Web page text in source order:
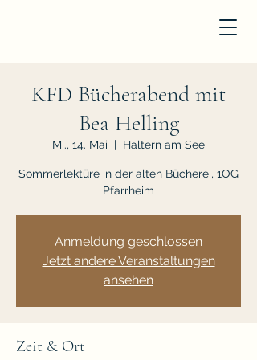
KFD Bücherabend mit
Bea Helling
Mi., 14. Mai
  |
Haltern am See
Sommerlektüre in der alten Bücherei, 1OG
Pfarrheim
Anmeldung geschlossen
Jetzt andere Veranstaltungen
ansehen
Zeit & Ort